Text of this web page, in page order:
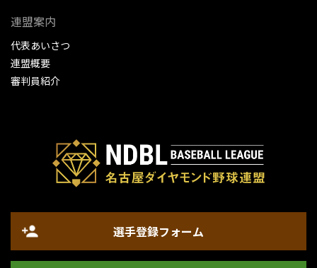
連盟案内
代表あいさつ
連盟概要
審判員紹介
選手登録フォーム